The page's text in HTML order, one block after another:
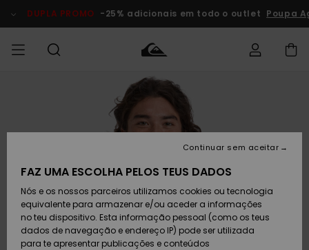
do
DUPLA PROMO -25% adicionais em todo o outlet Poupa
Roupas
Calçado e
chinelos
MENINO
Roupas
Calçado e
chinelos
MULHER
Shop
chegados
Highlights
SURF
Surf Shop
Homem
Crianças
Highlights
SNOW
Artigos
Neve
Homem
Artigos
Criança
Snow Shop
Outlet
Homem
Criança
Outlet
Mulher
Acede à tua
encomenda
Devoluções
Pagamento
FAZ UMA ESCOLHA PELOS TEUS DADOS
Nós e os nossos parceiros utilizamos cookies ou tecnologia
equivalente para armazenar e/ou aceder a informações
no teu dispositivo. Esta informação pessoal (como os teus
dados de navegação e endereço IP) pode ser utilizada
para te apresentar publicações e conteúdos
Continuar sem aceitar